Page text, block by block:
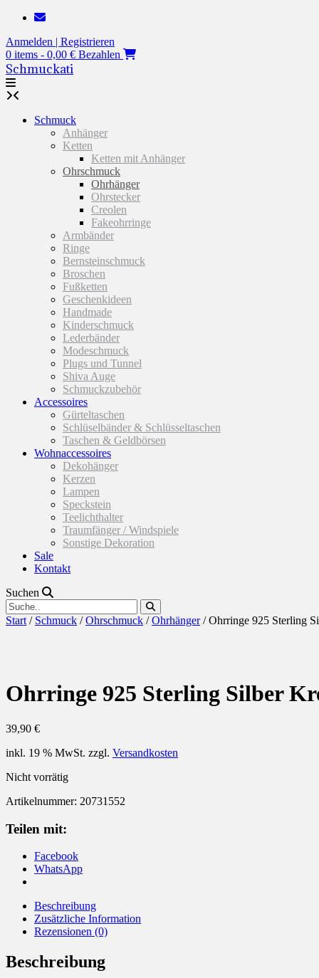
Zum
springen
Anmelden | Registrieren
0 items - 0,00 € Bezahlen
Schmuckati
Schmuck
Anhänger
Ketten
Ketten mit Anhänger
Ohrschmuck
Ohrhänger
Ohrstecker
Creolen
Fakeohrringe
Armbänder
Ringe
Bernsteinschmuck
Broschen
Fußketten
Geschenkideen
Handmade
Kinderschmuck
Lederbänder
Modeschmuck
Plugs und Tunnel
Shiva Auge
Schmuckzubehör
Accessoires
Gürteltaschen
Schlüselbänder & Schlüsseltaschen
Taschen & Geldbörsen
Wohnaccessoires
Dekohänger
Kerzen
Lampen
Speckstein
Teelichthalter
Traumfänger / Windspiele
Sonstige Dekoration
Sale
Kontakt
Suchen
Start / Schmuck /Ohrschmuck /Ohrhänger/ Ohrringe 925 Sterling
Ohrringe 925 Sterling Silber
39,90 €
inkl. 19 % MwSt. zzgl. Versandkosten
Nicht vorrätig
Artikelnummer: 20731552
Teilen mit:
Facebook
WhatsApp
Beschreibung
Zusätzliche Information
Rezensionen (0)
Beschreibung